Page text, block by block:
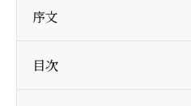
序文
目次